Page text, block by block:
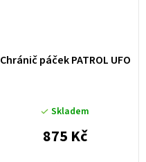
Chránič páček PATROL UFO
Skladem
875 Kč